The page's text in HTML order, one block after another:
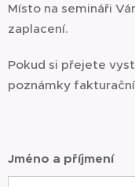
Místo na semináři
zaplacení.
Pokud si přejete
poznámky
Jméno a příjmení